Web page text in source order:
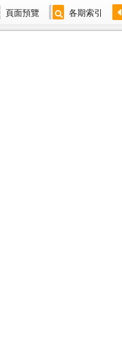
頁面預覽 各期索引